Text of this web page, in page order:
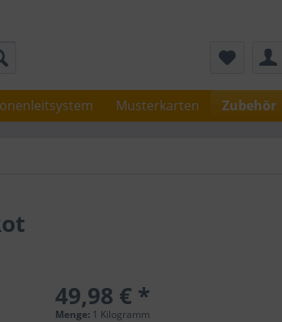
Musterkarten Zubehör
49,98 € *
Menge: 1 Kilogramm